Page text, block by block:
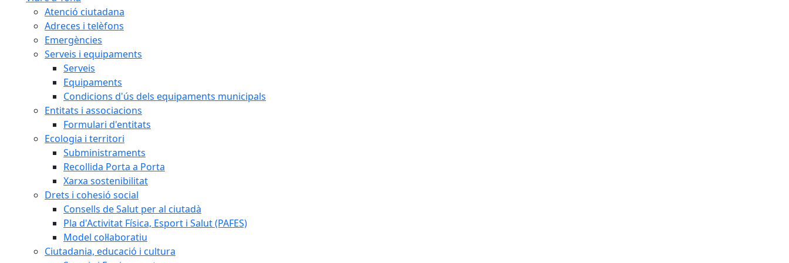
Atenció ciutadana
Adreces i telèfons
Emergències
Serveis i equipaments
Serveis
Equipaments
Condicions d'ús dels equipaments municipals
Entitats i associacions
Formulari d'entitats
Ecologia i territori
Subministraments
Recollida Porta a Porta
Xarxa sostenibilitat
Drets i cohesió social
Consells de Salut per al ciutadà
Pla d'Activitat Física, Esport i Salut (PAFES)
Model col·laboratiu
Ciutadania, educació i cultura